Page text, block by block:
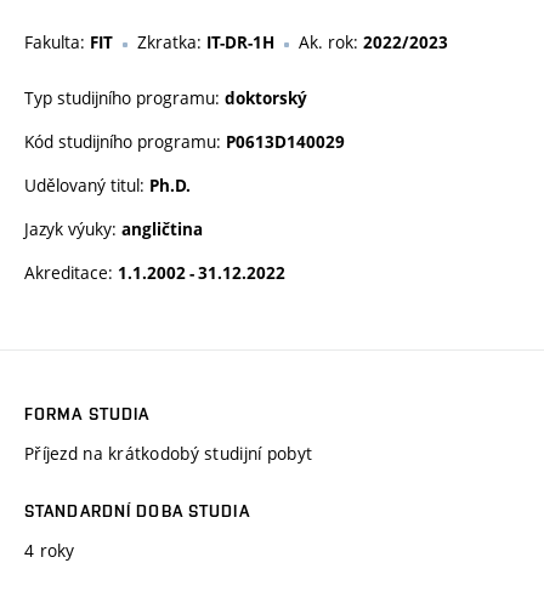
Fakulta: FIT Zkratka: IT-DR-1H Ak. rok: 2022/2023
Typ studijního programu: doktorský
Kód studijního programu: P0613D140029
Udělovaný titul: Ph.D.
Jazyk výuky: angličtina
Akreditace: 1.1.2002 - 31.12.2022
FORMA STUDIA
Příjezd na krátkodobý studijní pobyt
STANDARDNÍ DOBA STUDIA
4 roky